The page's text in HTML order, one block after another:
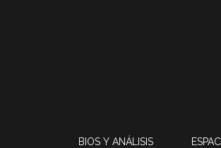
BIOS Y ANÁLISIS